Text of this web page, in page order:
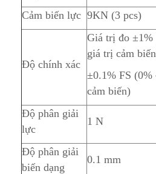
Cảm biến lực 9KN (3 pcs)
Độ chính xác
Giá trị đo ±1%
giá trị cảm
±0.1% FS
cảm biến)
Độ phân giải
lực
1 N
Độ phân giải
biến dạng
0.1 mm